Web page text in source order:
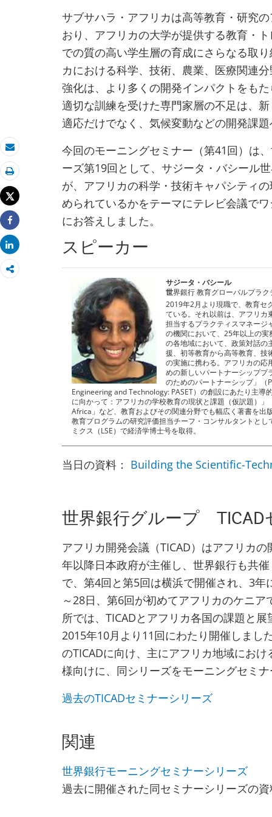
Eメール
印刷
Tweet
Share
Share
サブサハラ・アフリカは高等教育・研究
おり、アフリカの大学が提供する教育・
での質の高い学生層の育成にさらなる取
カにおける科学、技術、農業、医療関連
強化は、より多くの開発インパクトをも
適切な訓練を受けた専門家層の不足は、
適応だけでなく、気候変動などの開発課
今回のモーニングセミナー（第41回）は
ーズ第19回として、サジータ・バシール
が、アフリカの科学・技術キャパシティ
められているかをテーマにテレビ会議で
にお答えしました。
スピーカー
サジータ・バシール
世界銀行 教育グローバルプラ
2019年2月より現職で、教育セ
ている。それ以前は、アフリカ
担当するプラクティスマネージ
の機関において、25年以上の
の各地域において、政策対話の
援、初等教育から高等教育、技
の実施に携わる。アフリカの応
めの新しいパートナーシッププ
のためのパートナーシップ」
Engineering and Technology: PASET）の創設にあたり主導
に向かって：アフリカの学校教育の現状と課題（仮訳題）
Africa」など、教育およびその関連分野でも幅広く著書を出
教育プログラムの研究評価担当チーフ・コンサルタントと
ミクス（LSE）で経済学博士号を取得。
当日の資料： Building the Scientific-
世界銀行グループ TICAD
アフリカ開発会議（TICAD）はアフリカ
年以降日本政府が主催し、世界銀行も共
で、第4回と第5回は横浜で開催され、3
～28日、第6回が初めてアフリカのケニ
所では、TICADとアフリカ各国の課題と
2015年10月より11回にわたり開催しまし
のTICADに向け、主にアフリカ地域にお
様向けに、同シリーズをモーニングセミ
過去のTICADセミナーシリーズ
関連
世界銀行モーニングセミナーシリーズ
過去に開催された同セミナーシリーズの